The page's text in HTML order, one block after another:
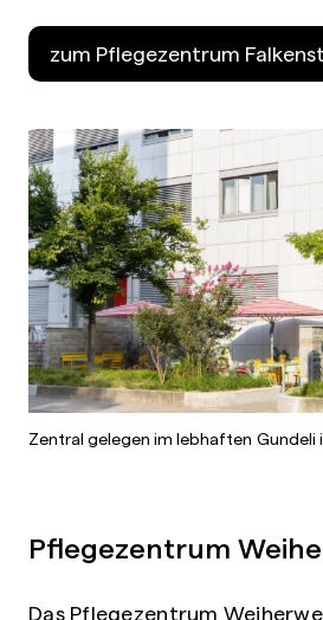
zum Pflegezentrum
Zentral gelegen im lebhaften Gundeli
Pflegezentrum
Das Pflegezentrum